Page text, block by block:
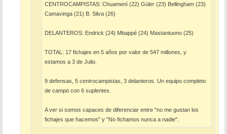
CENTROCAMPISTAS: Chuamení (22) Güler (23) Bellingham (23)
Camavinga (21) B. Silva (26)
DELANTEROS: Endrick (24) Mbappé (24) Mastantuono (25)
TOTAL: 17 fichajes en 5 años por valor de 547 millones, y
estamos a 3 de Julio.
9 defensas, 5 centrocampistas, 3 delanteros. Un equipo completo
de campo con 6 suplentes.
A ver si somos capaces de diferenciar entre "no me gustan los
fichajes que hacemos" y "No fichamos nunca a nadie".